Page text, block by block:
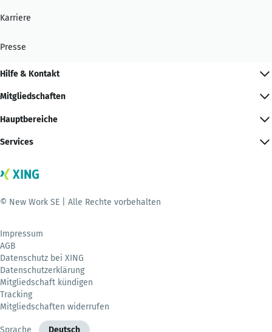
Karriere
Presse
Hilfe & Kontakt
Mitgliedschaften
Hauptbereiche
Services
© New Work SE | Alle Rechte vorbehalten
Impressum
AGB
Datenschutz bei XING
Datenschutzerklärung
Mitgliedschaft kündigen
Tracking
Mitgliedschaften widerrufen
Sprache Deutsch